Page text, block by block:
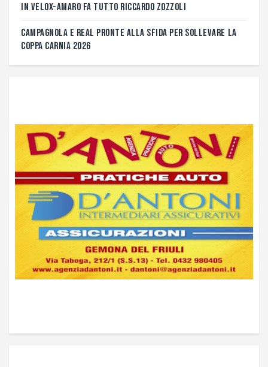
IN VELOX-AMARO FA TUTTO RICCARDO ZOZZOLI
CAMPAGNOLA E REAL PRONTE ALLA SFIDA PER SOLLEVARE LA
COPPA CARNIA 2026